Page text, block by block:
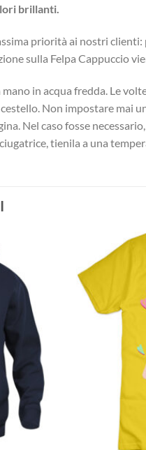
brillanti.
priorità ai nostri
sulla Felpa Cappuccio
mano in acqua fredda. Le
Non impostare mai
Nel caso fosse
tienila a una